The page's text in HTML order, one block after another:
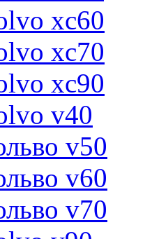
xc60
xc70
xc90
v40
v50
v60
v70